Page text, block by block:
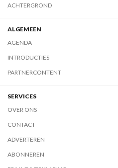
ACHTERGROND
ALGEMEEN
AGENDA
INTRODUCTIES
PARTNERCONTENT
SERVICES
OVER ONS
CONTACT
ADVERTEREN
ABONNEREN